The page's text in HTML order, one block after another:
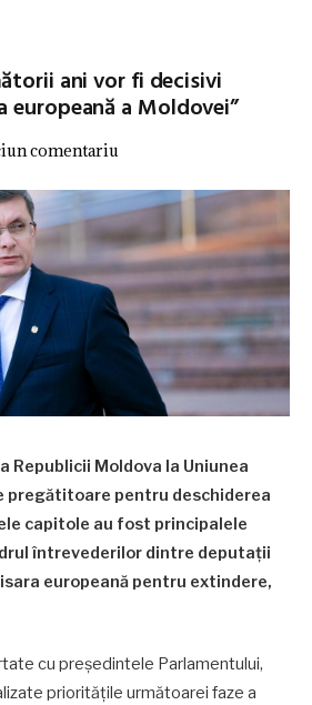
ani vor fi decisivi
europeană a Moldovei”
comentariu
Republicii Moldova la Uniunea
pregătitoare pentru deschiderea
capitole au fost principalele
întrevederilor dintre deputații
europeană pentru extindere,
cu președintele Parlamentului,
prioritățile următoarei faze a